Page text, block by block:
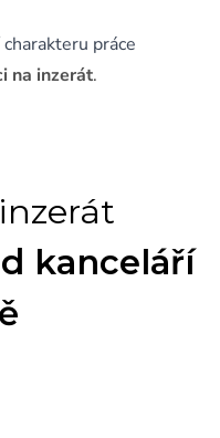
práce
na inzerát.